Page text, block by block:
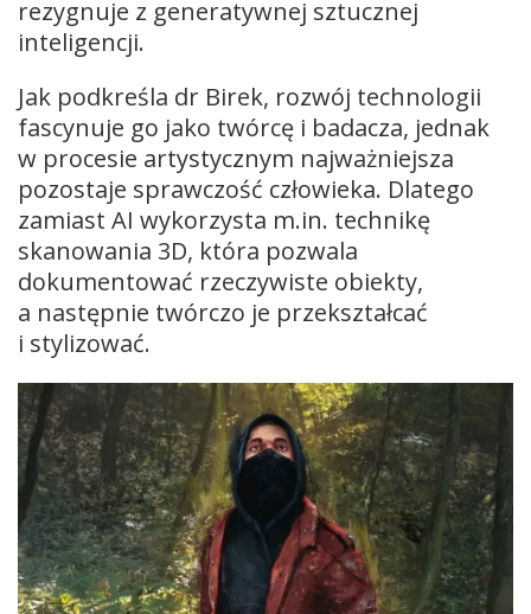
rezygnuje z generatywnej sztucznej
inteligencji.
Jak podkreśla dr Birek, rozwój technologii
fascynuje go jako twórcę i badacza, jednak
w procesie artystycznym najważniejsza
pozostaje sprawczość człowieka. Dlatego
zamiast AI wykorzysta m.in. technikę
skanowania 3D, która pozwala
dokumentować rzeczywiste obiekty,
a następnie twórczo je przekształcać
i stylizować.